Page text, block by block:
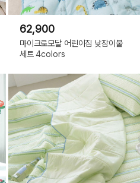
62,900
마이크로모달 어린이집 낮잠이불
세트 4colors